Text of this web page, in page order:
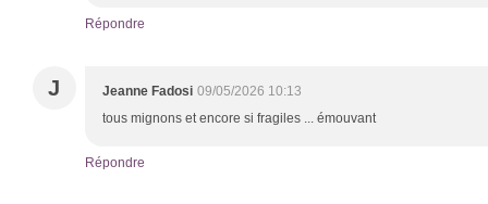
Répondre
J Jeanne Fadosi 09/05/2026 10:13
tous mignons et encore si fragiles ... émouvant
Répondre